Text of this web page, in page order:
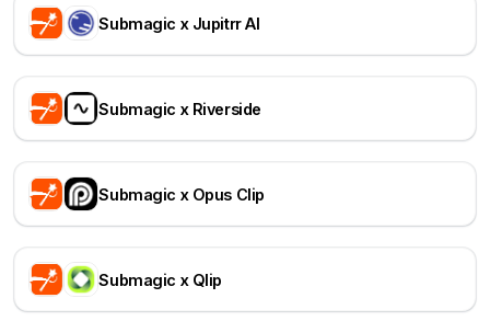
Submagic x Jupitrr AI
Submagic x Riverside
Submagic x Opus Clip
Submagic x Qlip